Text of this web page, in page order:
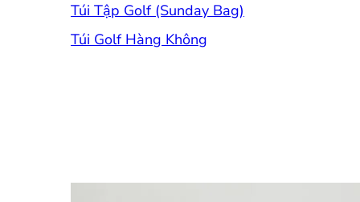
Túi Tập Golf (Sunday Bag)
Túi Golf Hàng Không